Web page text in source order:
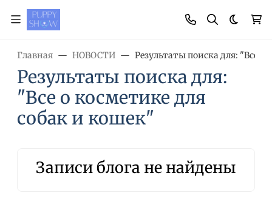
Главная НОВОСТИ Результаты поиска для: "Все о
Результаты поиска для:
"Все о косметике для
собак и кошек"
Записи блога не найдены